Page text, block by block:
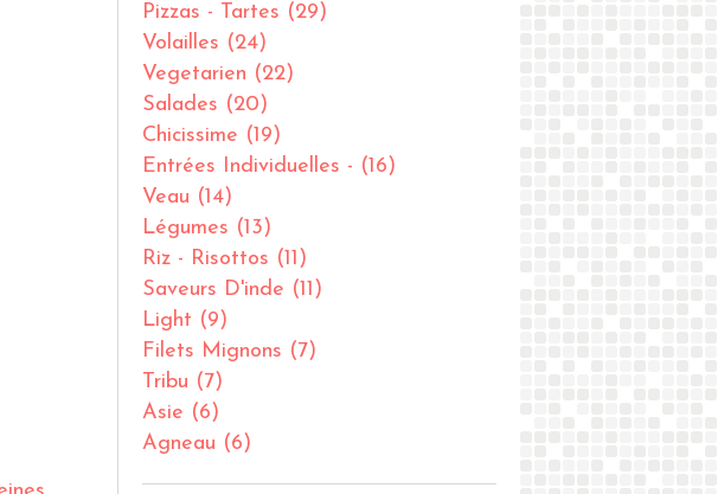
Pizzas - Tartes (29)
Volailles (24)
Vegetarien (22)
Salades (20)
Chicissime (19)
Entrées Individuelles - (16)
Veau (14)
Légumes (13)
Riz - Risottos (11)
Saveurs D'inde (11)
Light (9)
Filets Mignons (7)
Tribu (7)
Asie (6)
Agneau (6)